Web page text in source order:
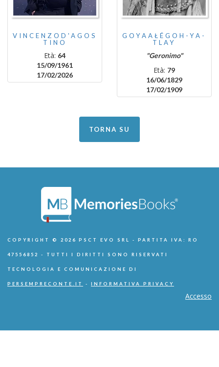
VINCENZOD'AGOS
TINO
Età: 64
15/09/1961
17/02/2026
GOYAAŁÉGOH-YA-
TLAY
"Geronimo"
Età: 79
16/06/1829
17/02/1909
TORNA SU
COPYRIGHT © 2026 PSCT EVO SRL - PARTITA IVA: RO
47556852 - TUTTI I DIRITTI SONO RISERVATI
TECNOLOGIA E COMUNICAZIONE DI
PERSEMPRECONTE.IT - INFORMATIVA PRIVACY
Accesso